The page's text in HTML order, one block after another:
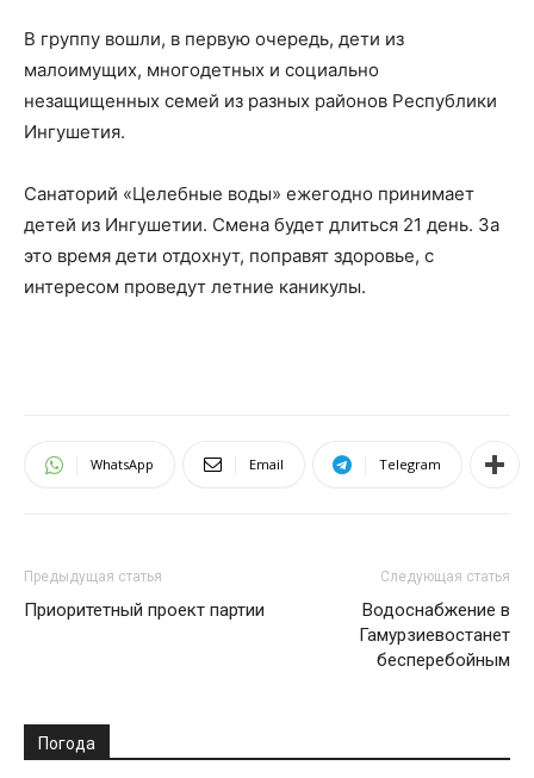
В группу вошли, в первую очередь, дети из
малоимущих, многодетных и социально
незащищенных семей из разных районов Республики
Ингушетия.
Санаторий «Целебные воды» ежегодно принимает
детей из Ингушетии. Смена будет длиться 21 день. За
это время дети отдохнут, поправят здоровье, с
интересом проведут летние каникулы.
WhatsApp Email Telegram
Предыдущая статья
Приоритетный проект партии
Следующая статья
Водоснабжение в
Гамурзиевостанет
бесперебойным
Погода